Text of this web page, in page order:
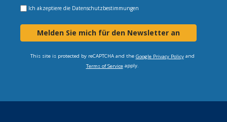
Ich akzeptiere die Datenschutzbestimmungen
Melden Sie mich für den Newsletter an
This site is protected by reCAPTCHA and the Google Privacy Policyand
Terms of Serviceapply.